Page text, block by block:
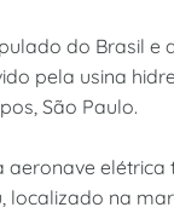
do Brasil e
pela usina
São Paulo.
localizado na